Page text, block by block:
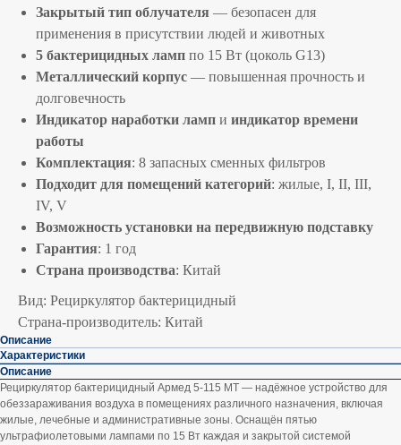
Закрытый тип облучателя — безопасен для
применения в присутствии людей и животных
5 бактерицидных ламп по 15 Вт (цоколь G13)
Металлический корпус — повышенная прочность и
долговечность
Индикатор наработки ламп и индикатор времени
работы
Комплектация: 8 запасных сменных фильтров
Подходит для помещений категорий: жилые, I, II, III,
IV, V
Возможность установки на передвижную подставку
Гарантия: 1 год
Страна производства: Китай
Вид: Рециркулятор бактерицидный
Страна-производитель: Китай
Описание
Характеристики
Описание
Рециркулятор бактерицидный Армед 5-115 МТ — надёжное устройство для
обеззараживания воздуха в помещениях различного назначения, включая
жилые, лечебные и административные зоны. Оснащён пятью
ультрафиолетовыми лампами по 15 Вт каждая и закрытой системой